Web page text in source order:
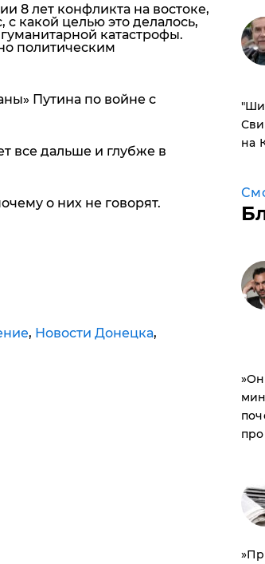
8 лет конфликта на востоке,
какой целью это делалось,
катастрофы.
политическим
Путина по войне с
все дальше и глубже в
о них не говорят.
, Новости Донецка,
на